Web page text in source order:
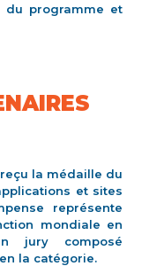
du programme et
reçu la médaille du
et sites
représente
mondiale en
jury composé
la catégorie.